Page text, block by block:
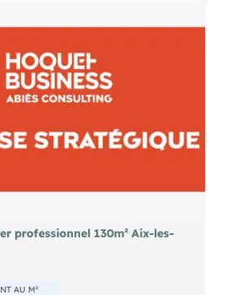
professionnel 130m² Aix-les-
AU M²